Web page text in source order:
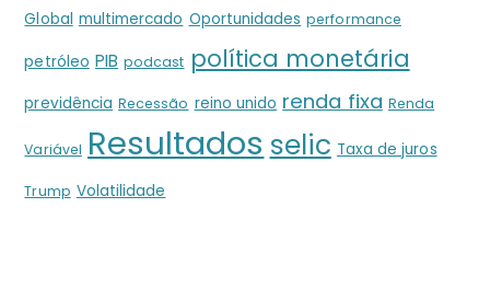
Global multimercado Oportunidades performance
petróleo PIB podcast política monetária
previdência Recessão reino unido renda fixa Renda
Variável Resultados selic Taxa de juros
Trump Volatilidade